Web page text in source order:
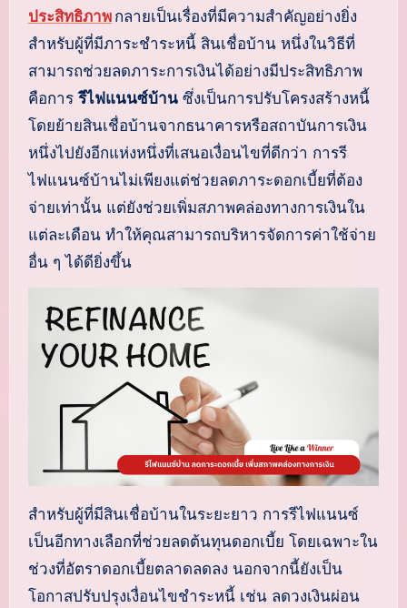
ประสิทธิภาพ กลายเป็นเรื่องที่มีความสำคัญอย่างยิ่ง
สำหรับผู้ที่มีภาระชำระหนี้ สินเชื่อบ้าน หนึ่งในวิธีที่
สามารถช่วยลดภาระการเงินได้อย่างมีประสิทธิภาพ
คือการรีไฟแนนซ์บ้านซึ่งเป็นการปรับโครงสร้างหนี้
โดยย้ายสินเชื่อบ้านจากธนาคารหรือสถาบันการเงิน
หนึ่งไปยังอีกแห่งหนึ่งที่เสนอเงื่อนไขที่ดีกว่า การรี
ไฟแนนซ์บ้านไม่เพียงแต่ช่วยลดภาระดอกเบี้ยที่ต้อง
จ่ายเท่านั้น แต่ยังช่วยเพิ่มสภาพคล่องทางการเงินใน
แต่ละเดือน ทำให้คุณสามารถบริหารจัดการค่าใช้จ่าย
อื่น ๆ ได้ดียิ่งขึ้น
สำหรับผู้ที่มีสินเชื่อบ้านในระยะยาว การรีไฟแนนซ์
เป็นอีกทางเลือกที่ช่วยลดต้นทุนดอกเบี้ย โดยเฉพาะใน
ช่วงที่อัตราดอกเบี้ยตลาดลดลง นอกจากนี้ยังเป็น
โอกาสปรับปรุงเงื่อนไขชำระหนี้ เช่น ลดวงเงินผ่อน